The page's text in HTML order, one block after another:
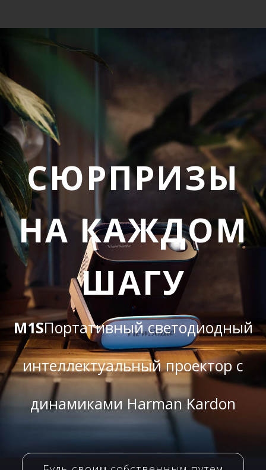
СЮРПРИЗЫ
НА КАЖДОМ
ШАГУ​
M1SПортативный светодиодный
интеллектуальный проектор с
динамиками Harman Kardon